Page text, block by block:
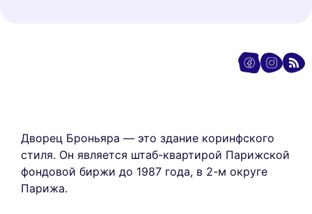
Дворец Броньяра — это здание коринфского
стиля. Он является штаб-квартирой Парижской
фондовой биржи до 1987 года, в 2-м округе
Парижа.